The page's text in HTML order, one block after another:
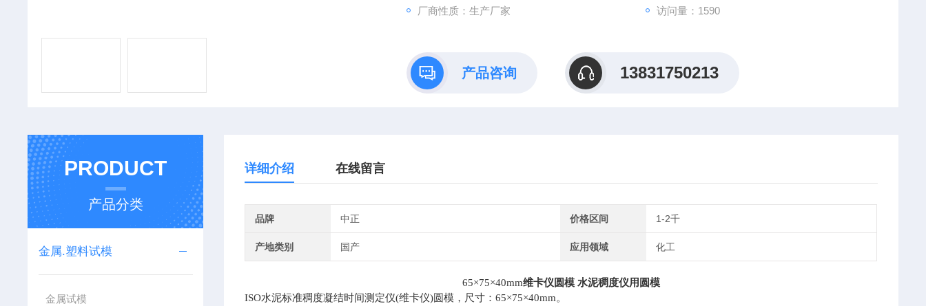
厂商性质：生产厂家 访问量：1590
产品咨询 13831750213
PRODUCT
产品分类
金属.塑料试模
金属试模
详细介绍 在线留言
品牌 中正 价格区间 1-2千
产地类别 国产 应用领域 化工
65×75×40mm维卡仪圆模 水泥稠度仪用圆模
ISO水泥标准稠度凝结时间测定仪(维卡仪)圆模，尺寸：65×75×40mm。